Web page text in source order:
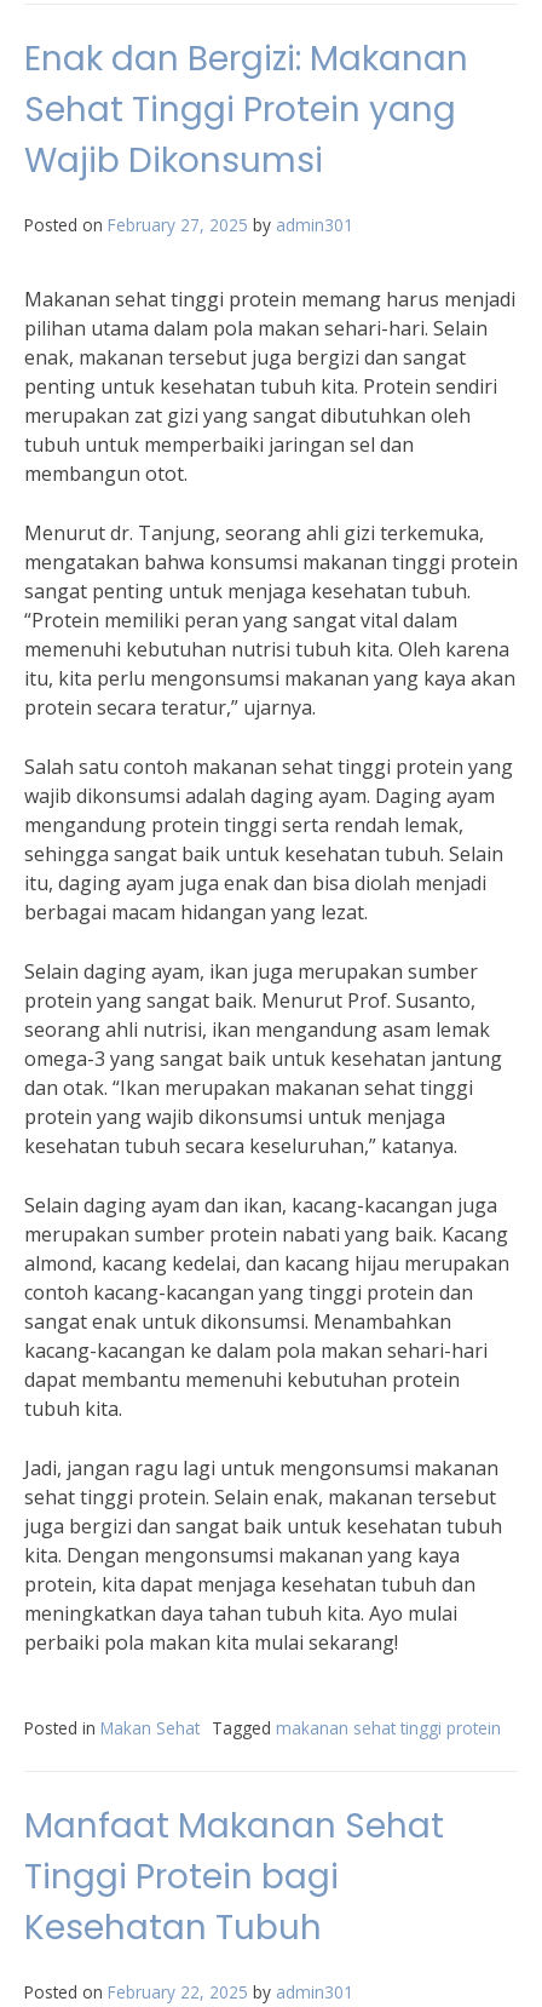
Enak dan Bergizi: Makanan
Sehat Tinggi Protein yang
Wajib Dikonsumsi
Posted on February 27, 2025 by admin301
Makanan sehat tinggi protein memang harus menjadi
pilihan utama dalam pola makan sehari-hari. Selain
enak, makanan tersebut juga bergizi dan sangat
penting untuk kesehatan tubuh kita. Protein sendiri
merupakan zat gizi yang sangat dibutuhkan oleh
tubuh untuk memperbaiki jaringan sel dan
membangun otot.
Menurut dr. Tanjung, seorang ahli gizi terkemuka,
mengatakan bahwa konsumsi makanan tinggi protein
sangat penting untuk menjaga kesehatan tubuh.
“Protein memiliki peran yang sangat vital dalam
memenuhi kebutuhan nutrisi tubuh kita. Oleh karena
itu, kita perlu mengonsumsi makanan yang kaya akan
protein secara teratur,” ujarnya.
Salah satu contoh makanan sehat tinggi protein yang
wajib dikonsumsi adalah daging ayam. Daging ayam
mengandung protein tinggi serta rendah lemak,
sehingga sangat baik untuk kesehatan tubuh. Selain
itu, daging ayam juga enak dan bisa diolah menjadi
berbagai macam hidangan yang lezat.
Selain daging ayam, ikan juga merupakan sumber
protein yang sangat baik. Menurut Prof. Susanto,
seorang ahli nutrisi, ikan mengandung asam lemak
omega-3 yang sangat baik untuk kesehatan jantung
dan otak. “Ikan merupakan makanan sehat tinggi
protein yang wajib dikonsumsi untuk menjaga
kesehatan tubuh secara keseluruhan,” katanya.
Selain daging ayam dan ikan, kacang-kacangan juga
merupakan sumber protein nabati yang baik. Kacang
almond, kacang kedelai, dan kacang hijau merupakan
contoh kacang-kacangan yang tinggi protein dan
sangat enak untuk dikonsumsi. Menambahkan
kacang-kacangan ke dalam pola makan sehari-hari
dapat membantu memenuhi kebutuhan protein
tubuh kita.
Jadi, jangan ragu lagi untuk mengonsumsi makanan
sehat tinggi protein. Selain enak, makanan tersebut
juga bergizi dan sangat baik untuk kesehatan tubuh
kita. Dengan mengonsumsi makanan yang kaya
protein, kita dapat menjaga kesehatan tubuh dan
meningkatkan daya tahan tubuh kita. Ayo mulai
perbaiki pola makan kita mulai sekarang!
Posted in Makan Sehat Tagged makanan sehat tinggi protein
Manfaat Makanan Sehat
Tinggi Protein bagi
Kesehatan Tubuh
Posted on February 22, 2025 by admin301